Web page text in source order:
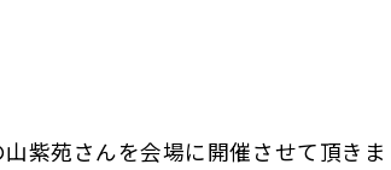
山紫苑さんを会場に開催させて頂きま